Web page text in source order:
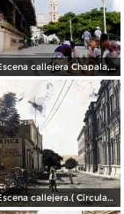
Escena callejera Chapala, Jalisco 1961..
Escena callejera.( Circulada el 3 de Marzo de 1909 ).